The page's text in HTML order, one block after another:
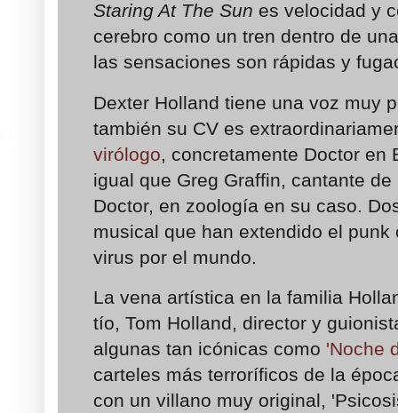
Staring At The Sun es velocidad y
cerebro como un tren dentro de
las sensaciones son rápidas y
Dexter Holland tiene una voz muy
también su CV es
virólogo, concretamente Doctor en
igual que Greg Graffin, cantante
Doctor, en zoología en su caso.
musical que han extendido el
virus por el mundo.
La vena artística en la familia
tío, Tom Holland, director y
algunas tan icónicas como 'Noche
carteles más terroríficos de la
con un villano muy original,